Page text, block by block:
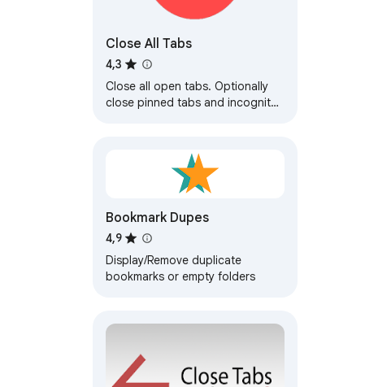
Close All Tabs
4,3
Close all open tabs. Optionally
close pinned tabs and incognito
Bookmark Dupes
4,9
Display/Remove duplicate
bookmarks or empty folders